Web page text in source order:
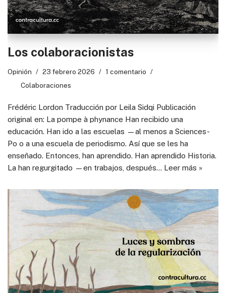
Los colaboracionistas
Opinión 23 febrero 2026
1 comentario
Colaboraciones
Frédéric Lordon Traducción por Leila Sidqi Publicación
original en: La pompe à phynance Han recibido una
educación. Han ido a las escuelas —al menos a Sciences-
Po o a una escuela de periodismo. Así que se les ha
enseñado. Entonces, han aprendido. Han aprendido Historia.
La han regurgitado —en trabajos, después… Leer más »